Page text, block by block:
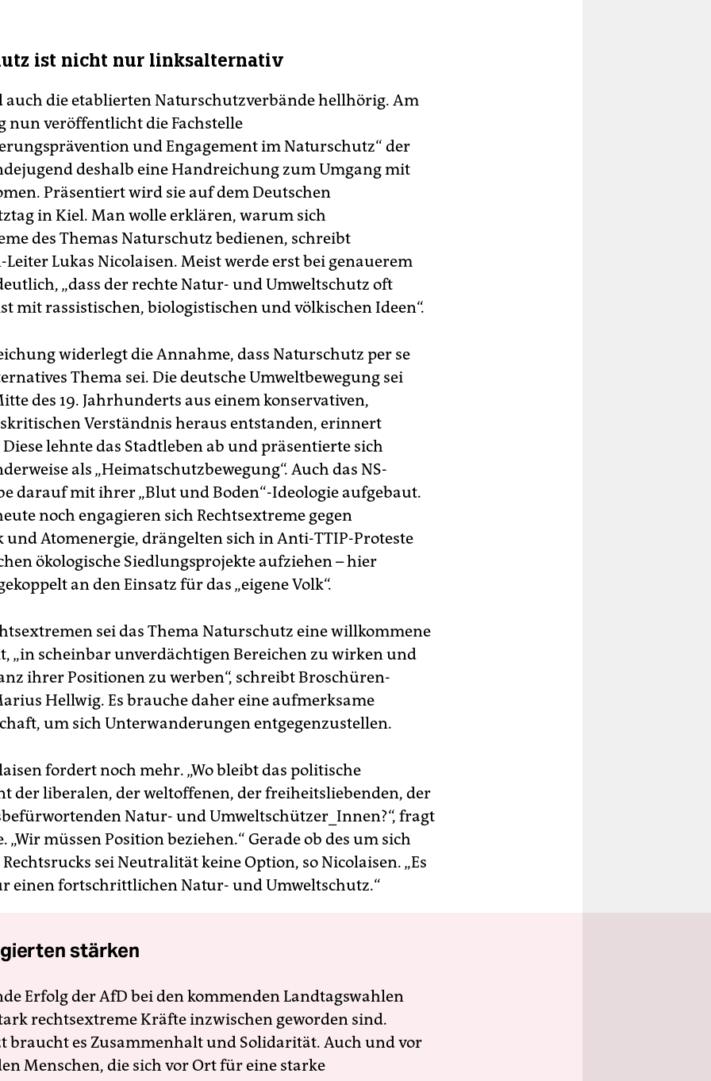
ist nicht nur linksalternativ
auch die etablierten Naturschutzverbände hellhörig. Am
nun veröffentlicht die Fachstelle
und Engagement im Naturschutz“ der
deshalb eine Handreichung zum Umgang mit
Präsentiert wird sie auf dem Deutschen
in Kiel. Man wolle erklären, warum sich
des Themas Naturschutz bedienen, schreibt
Leiter Lukas Nicolaisen. Meist werde erst bei genauerem
„dass der rechte Natur- und Umweltschutz oft
mit rassistischen, biologistischen und völkischen Ideen“.
widerlegt die Annahme, dass Naturschutz per se
Thema sei. Die deutsche Umweltbewegung sei
des 19. Jahrhunderts aus einem konservativen,
Verständnis heraus entstanden, erinnert
lehnte das Stadtleben ab und präsentierte sich
als „Heimatschutzbewegung“. Auch das NS-
darauf mit ihrer „Blut und Boden“-Ideologie aufgebaut.
noch engagieren sich Rechtsextreme gegen
und Atomenergie, drängelten sich in Anti-TTIP-Proteste
ökologische Siedlungsprojekte aufziehen – hier
an den Einsatz für das „eigene Volk“.
sei das Thema Naturschutz eine willkommene
„in scheinbar unverdächtigen Bereichen zu wirken und
ihrer Positionen zu werben“, schreibt Broschüren-
Hellwig. Es brauche daher eine aufmerksame
um sich Unterwanderungen entgegenzustellen.
fordert noch mehr. „Wo bleibt das politische
der liberalen, der weltoffenen, der freiheitsliebenden, der
Natur- und Umweltschützer_Innen?“, fragt
„Wir müssen Position beziehen.“ Gerade ob des um sich
sei Neutralität keine Option, so Nicolaisen. „Es
einen fortschrittlichen Natur- und Umweltschutz.“
stärken
Erfolg der AfD bei den kommenden Landtagswahlen
rechtsextreme Kräfte inzwischen geworden sind.
braucht es Zusammenhalt und Solidarität. Auch und vor
Menschen, die sich vor Ort für eine starke